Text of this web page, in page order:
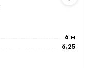
6 м
6.25